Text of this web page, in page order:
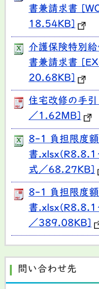
書兼請求書
18.54KB]
介護保険特別
書兼請求書
20.68KB]
住宅改修の手
／1.62MB]
8-1 負担限度
書.xlsx(R8.8.1
式／68.27KB]
8-1 負担限度
書.xlsx(R8.8.1
／389.08KB]
問い合わせ先